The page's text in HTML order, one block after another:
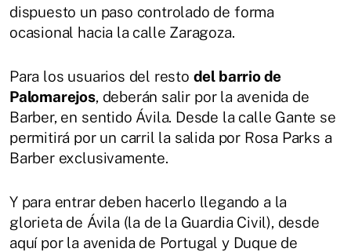
dispuesto un paso controlado de forma
ocasional hacia la calle Zaragoza.
Para los usuarios del resto del barrio de
Palomarejos, deberán salir por la avenida de
Barber, en sentido Ávila. Desde la calle Gante se
permitirá por un carril la salida por Rosa Parks a
Barber exclusivamente.
Y para entrar deben hacerlo llegando a la
glorieta de Ávila (la de la Guardia Civil), desde
aquí por la avenida de Portugal y Duque de